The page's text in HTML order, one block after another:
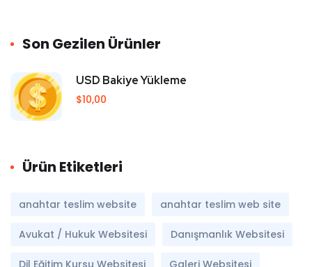
Son Gezilen Ürünler
USD Bakiye Yükleme
$10,00
Ürün Etiketleri
anahtar teslim website anahtar teslim web site
Avukat / Hukuk Websitesi Danışmanlık Websitesi